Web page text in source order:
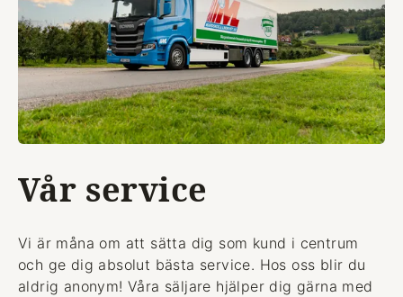
Vår service
Vi är måna om att sätta dig som kund i centrum
och ge dig absolut bästa service. Hos oss blir du
aldrig anonym! Våra säljare hjälper dig gärna med